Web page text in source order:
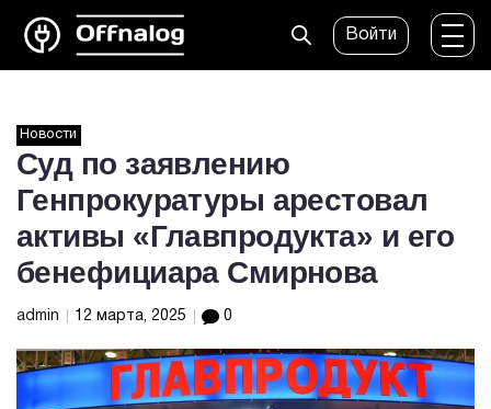
Войти
Новости
Суд по заявлению
Генпрокуратуры арестовал
активы «Главпродукта» и его
бенефициара Смирнова
admin 12 марта, 2025 0